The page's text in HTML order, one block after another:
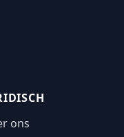
ons